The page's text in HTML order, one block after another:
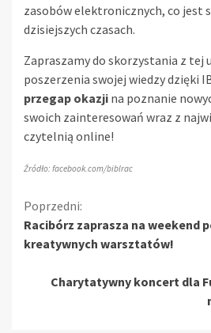
zasobów elektronicznych, co jest
dzisiejszych czasach.
Zapraszamy do skorzystania z tej
poszerzenia swojej wiedzy dzięki
przegap okazji na poznanie
swoich zainteresowań wraz z
czytelnią online!
Źródło: facebook.com/biblrac
Kontynuuj
czytanie
Poprzedni:
Racibórz zaprasza na weekend
kreatywnych warsztatów!
Charytatywny koncert dla